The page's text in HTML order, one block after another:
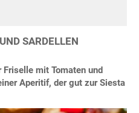
SARDELLEN
mit Tomaten und
Aperitif, der gut zur Siesta